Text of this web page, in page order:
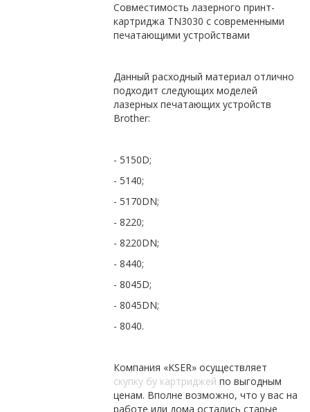
Совместимость лазерного принт-
картриджа TN3030 с современными
печатающими устройствами
Данный расходный материал отлично
подходит следующих моделей
лазерных печатающих устройств
Brother:
- 5150D;
- 5140;
- 5170DN;
- 8220;
- 8220DN;
- 8440;
- 8045D;
- 8045DN;
- 8040.
Компания «KSER» осуществляет
скупку бу картриджей по выгодным
ценам. Вполне возможно, что у вас на
работе или дома остались старые